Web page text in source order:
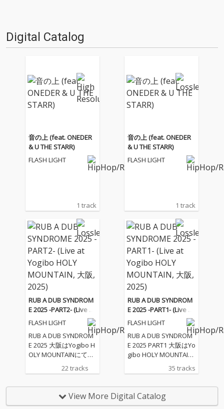
Digital Catalog
音の上 (feat. ONEDER
& U THE STARR)
FLASH LIGHT
1 track
音の上 (feat. ONEDER
& U THE STARR)
FLASH LIGHT
1 track
RUB A DUB SYNDROM
E 2025 -PART2- (Live at
Yogibo HOLY MOUNTAI
FLASH LIGHT
RUB A DUB SYNDROM
E 2025 大阪はYogibo H
OLY MOUNTAINにて開
催されたFLASH LIGHT
Presents "RUB A DUB
バダブLIVE音源が配信
開始!!バンドにはUnrul
22 tracks
RUB A DUB SYNDROM
E 2025 -PART1- (Live at
Yogibo HOLY MOUNTAI
FLASH LIGHT
RUB A DUB SYNDROM
E 2025 PART1 大阪はYo
gibo HOLY MOUNTAIN
にて開催されたFLASH
LIGHT Presents "RUB
5"のラバダブLIVE音源
が配信開始!!バンドには
35 tracks
View More Digital Catalog